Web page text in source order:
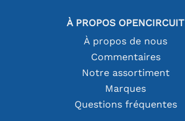
À PROPOS OPENCIRCUIT
À propos de nous
Commentaires
Notre assortiment
Marques
Questions fréquentes